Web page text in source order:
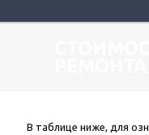
В таблице ниже, для